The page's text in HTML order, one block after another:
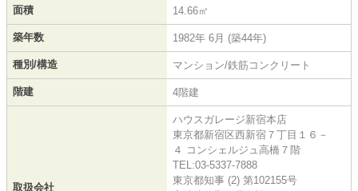
面積 14.66㎡
築年数 1982年 6月 (築44年)
種別/構造 マンション/鉄筋コンクリート
階建 4階建
取扱会社
ハウスガレージ新宿本店
東京都新宿区西新宿７丁目１６－
４ コンシェルジュ高橋７階
TEL:03-5337-7888
東京都知事 (2) 第102155号